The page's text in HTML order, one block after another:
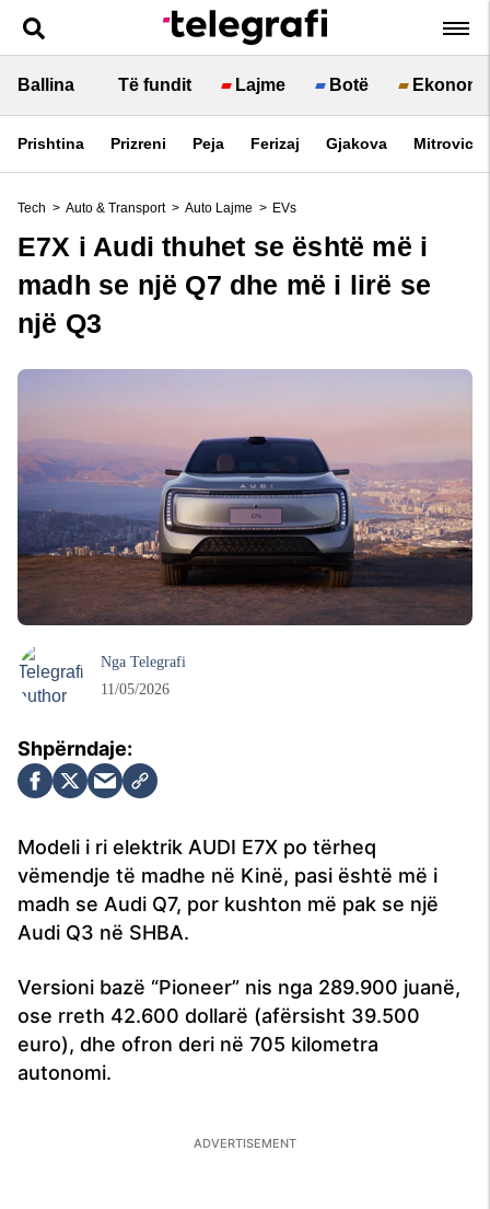
Ballina Të fundit Lajme Botë Ekonomi
Prishtina Prizreni Peja Ferizaj Gjakova Mitrovica
Tech > Auto & Transport > Auto Lajme > EVs
E7X i Audi thuhet se është më i
madh se një Q7 dhe më i lirë se
një Q3
Modeli i ri elektrik AUDI E7X po tërheq
vëmendje të madhe në Kinë, pasi është më i
madh se Audi Q7, por kushton më pak se një
Audi Q3 në SHBA.
Versioni bazë “Pioneer” nis nga 289.900 juanë,
ose rreth 42.600 dollarë (afërsisht 39.500
euro), dhe ofron deri në 705 kilometra
autonomi.
Nga Telegrafi
11/05/2026